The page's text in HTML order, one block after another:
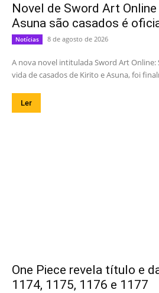
Novel de Sword Art
Asuna são casados é
Notícias 8 de agosto de 2026
A nova novel intitulada Sword Art Online:
vida de casados de Kirito e Asuna, foi
Ler
One Piece revela título e
1174, 1175, 1176 e 1177